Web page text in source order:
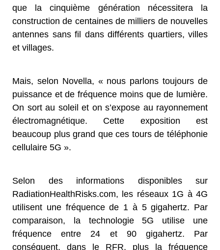
que la cinquième génération nécessitera la
construction de centaines de milliers de nouvelles
antennes sans fil dans différents quartiers, villes
et villages.
Mais, selon Novella, « nous parlons toujours de
puissance et de fréquence moins que de lumière.
On sort au soleil et on s’expose au rayonnement
électromagnétique. Cette exposition est
beaucoup plus grand que ces tours de téléphonie
cellulaire 5G ».
Selon des informations disponibles sur
RadiationHealthRisks.com, les réseaux 1G à 4G
utilisent une fréquence de 1 à 5 gigahertz. Par
comparaison, la technologie 5G utilise une
fréquence entre 24 et 90 gigahertz. Par
conséquent, dans le RFR, plus la fréquence